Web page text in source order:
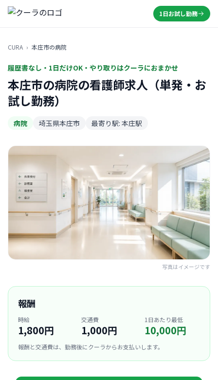
1日お試し勤務
CURA › 本庄市の病院
履歴書なし・1日だけOK・やり取りはクーラにおまかせ
本庄市の病院の看護師求人（単発・お
試し勤務）
病院 埼玉県本庄市 最寄り駅: 本庄駅
写真はイメージです
報酬
時給
1,800円
交通費
1,000円
1日あたり最低
10,000円
報酬と交通費は、勤務後にクーラからお支払いします。